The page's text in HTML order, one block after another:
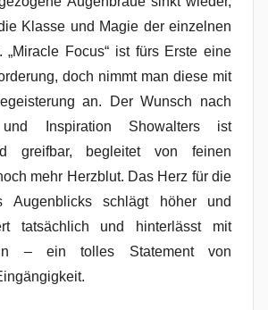
Klasse und Magie der einzelnen
„Miracle Focus“ ist fürs Erste eine
doch nimmt man diese mit
an. Der Wunsch nach
und Inspiration Showalters ist
greifbar, begleitet von feinen
mehr Herzblut. Das Herz für die
Augenblicks schlägt höher und
tatsächlich und hinterlässt mit
– ein tolles Statement von